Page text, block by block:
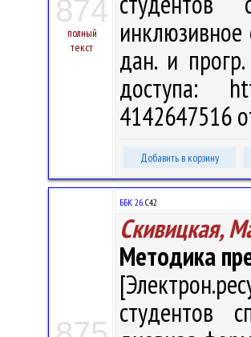
874
полный
текст
инклюзивное
дан. и
доступа:
4142647516
Добавить в корзину
ББК 26.С42
Скивицкая,
Методика
студентов